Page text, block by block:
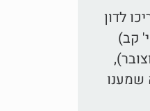
לדון
קב)
שמענו